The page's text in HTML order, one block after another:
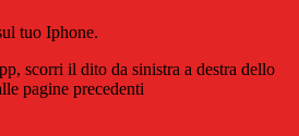
tuo Iphone.
scorri il dito da sinistra a destra dello
pagine precedenti